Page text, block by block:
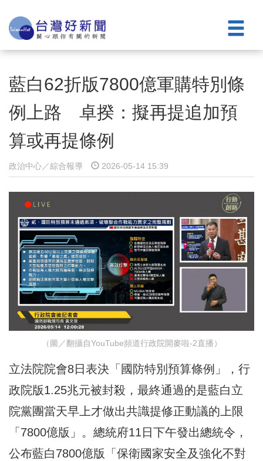
藍白62折版7800億軍購特別條
例上路 卓揆：擬再提追加預
算或再提條例
政治中心／綜合報導 2026-05-14 15:39
（圖／翻攝自YouTube頻道行政院開麥啦-2直播）
立法院院會8日表決「國防特別預算條例」，行
政院版1.25兆元被封殺，最終通過的是藍白立
院黨團當天早上才做出共識提修正動議的上限
「7800億版」。總統府11日下午發出總統令，
公布藍白7800億版「保衛國家安全及強化不對